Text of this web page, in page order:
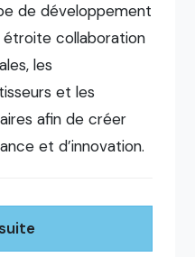
de développement
collaboration
les
et les
afin de créer
et d’innovation.